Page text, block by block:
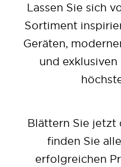
Lassen Sie sich
Sortiment
Geräten,
und
Blättern Sie jetzt
finden Sie
erfolgreichen